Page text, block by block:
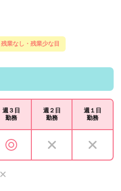
残業なし・残業少な目
週３日
勤務
週２日
勤務
週１日
勤務